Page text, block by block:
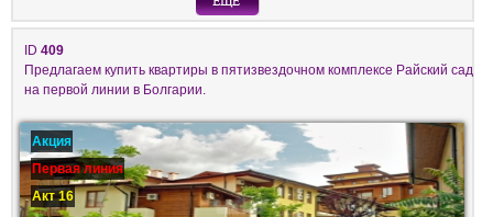
ID 409
Предлагаем купить квартиры в пятизвездочном комплексе Райский сад
на первой линии в Болгарии.
Акция
Первая линия
Акт 16